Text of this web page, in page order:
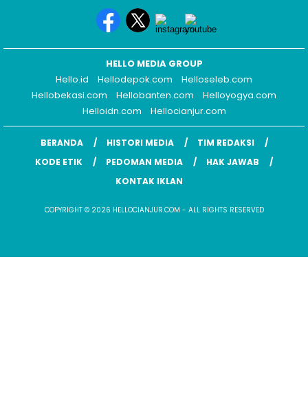
HELLO MEDIA GROUP
Hello.id
Hellodepok.com
Helloseleb.com
Hellobekasi.com
Hellobanten.com
Helloyogya.com
Helloidn.com
Hellocianjur.com
BERANDA HISTORI MEDIA
TIM REDAKSI
KODE ETIK
PEDOMAN MEDIA
HAK JAWAB
KONTAK IKLAN
COPYRIGHT © 2026 HELLOCIANJUR.COM - ALL RIGHTS RESERVED